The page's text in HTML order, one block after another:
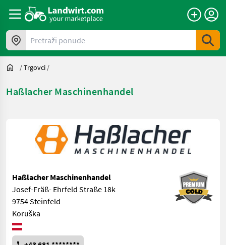
Pretraži ponude
/Trgovci /
Haßlacher Maschinenhandel
Haßlacher Maschinenhandel
Josef-Fräß- Ehrfeld Straße 18k
9754 Steinfeld
Koruška